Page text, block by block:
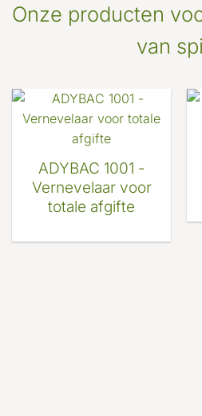
Onze producten
van
ADYBAC 1001 -
Vernevelaar voor
totale afgifte